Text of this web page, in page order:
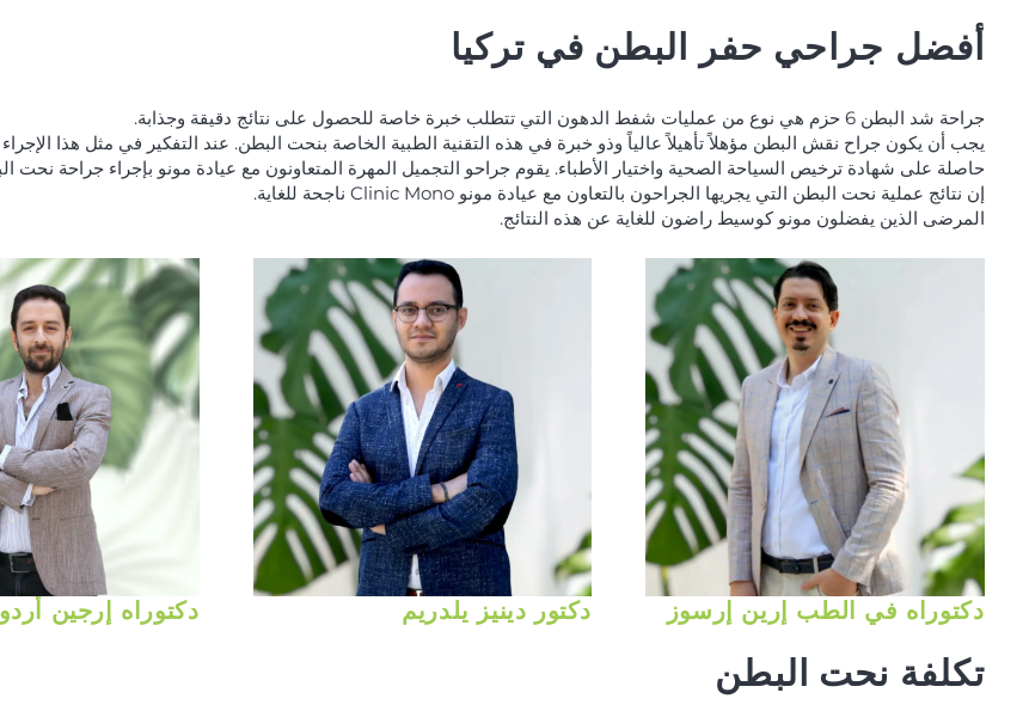
أفضل جراحي حفر البطن في تركيا
جراحة شد البطن 6 حزم هي نوع من عمليات شفط الدهون التي تتطلب خبرة خاصة للحصول على نتائج دقيقة وجذابة.
يجب أن يكون جراح نقش البطن مؤهلاً تأهيلاً عالياً وذو خبرة في هذه التقنية الطبية الخاصة بنحت البطن. عند التفكير في مثل هذا
حاصلة على شهادة ترخيص السياحة الصحية واختيار الأطباء. يقوم جراحو التجميل المهرة المتعاونون مع عيادة مونو بإجراء جراحة
إن نتائج عملية نحت البطن التي يجريها الجراحون بالتعاون مع عيادة مونو Clinic Mono ناجحة للغاية.
المرضى الذين يفضلون مونو كوسيط راضون للغاية عن هذه النتائج.
دكتوراه في الطب إرين إرسوز دكتور دينيز يلدريم دكتوراه إرجين
تكلفة نحت البطن